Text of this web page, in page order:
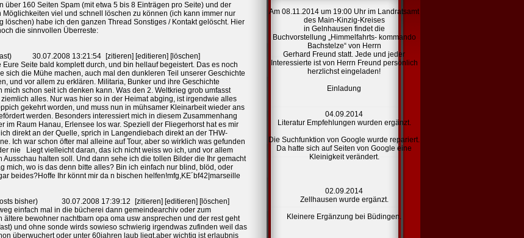
über 160 Seiten Spam (mit etwa 5 bis 8 Einträgen pro Seite) und der
Möglichkeiten viel und schnell löschen zu können (ich kann immer nur
löschen) habe ich den ganzen Thread Sonstiges / Kontakt gelöscht. Hier
die sinnvollen Überreste:
30.07.2008 13:21:54
[zitieren] [editieren] [löschen]
Eure Seite bald komplett durch, und bin hellauf begeistert. Das es noch
sich die Mühe machen, auch mal den dunkleren Teil unserer Geschichte
und vor allem zu erklären. Militaria, Bunker und ihre Geschichte
mich schon seit ich denken kann. Was den 2. Weltkrieg grob umfasst
alles. Nur was hier so in der Heimat abging, ist irgendwie alles
gekehrt worden, und muss nun in mühsamer Kleinarbeit wieder ans
werden. Besonders interessiert mich in diesem Zusammenhang
im Raum Hanau, Erlensee los war. Speziell der Fliegerhorst hat es mir
direkt an der Quelle, sprich in Langendiebach direkt an der THW-
Ich war schon öfter mal alleine auf Tour, aber so wirklich was gefunden
nie Liegt vielleicht daran, das ich nicht weiss wo ich, und vor allem
Ausschau halten soll. Und dann sehe ich die tollen Bilder die Ihr gemacht
mich, wo is das denn bitte alles? Bin ich einfach nur blind, blöd, oder
beides?Hoffe Ihr könnt mir da n bischen helfen!mfg,KE´bf42|marseille
bisher)
30.07.2008 17:39:12
[zitieren] [editieren] [löschen]
einfach mal in die bücherei dann gemeindearchiv oder zum
ältere bewohner nachtbarn opa oma usw ansprechen und der rest geht
und ohne sonde wirds sowieso schwierig irgendwas zufinden weil das
überwuchert oder unter 60jahren laub liegt.aber wichtig ist erlaubnis
Am 08.11.2014 um 19:00 Uhr im Landratsamt
des Main-Kinzig-Kreises
in Gelnhausen findet die
Buchvorstellung „Himmelfahrts- kommando
Bachstelze“ von Herrn
Gerhard Freund statt. Jede und jeder
Interessierte ist von Herrn Freund persönlich
herzlichst eingeladen!
Einladung
04.09.2014
Literatur Empfehlungen wurden ergänzt.
Die Suchfunktion von Google wurde repariert.
Da hatte sich auf Seiten von Google eine
Kleinigkeit verändert.
02.09.2014
Zellhausen wurde ergänzt.
Kleinere Ergänzung bei Büdingen.